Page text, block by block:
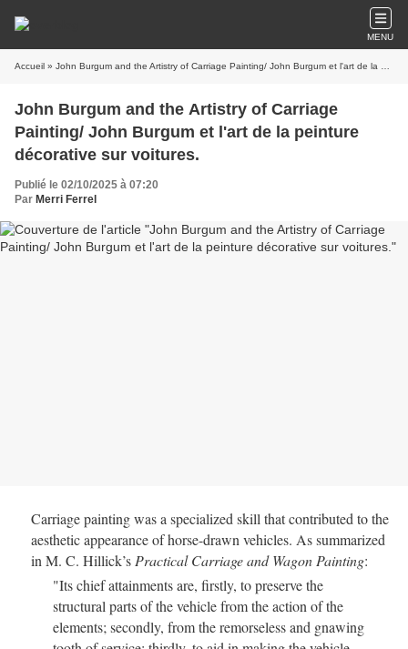
MENU
Accueil » John Burgum and the Artistry of Carriage Painting/ John Burgum et l'art de la peinture décorative sur voitures.
John Burgum and the Artistry of Carriage
Painting/ John Burgum et l'art de la peinture
décorative sur voitures.
Publié le 02/10/2025 à 07:20
Par Merri Ferrel
Carriage painting was a specialized skill that contributed to the
aesthetic appearance of horse-drawn vehicles. As summarized
in M. C. Hillick’s Practical Carriage and Wagon Painting:
"Its chief attainments are, firstly, to preserve the
structural parts of the vehicle from the action of the
elements; secondly, from the remorseless and gnawing